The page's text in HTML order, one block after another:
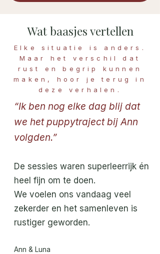
Wat baasjes vertellen
Elke situatie is anders.
Maar het verschil dat
rust en begrip kunnen
maken, hoor je terug in
deze verhalen.
“Ik ben nog elke dag blij dat
we het puppytraject bij Ann
volgden.”
De sessies waren superleerrijk én
heel fijn om te doen.
We voelen ons vandaag veel
zekerder en het samenleven is
rustiger geworden.
Ann & Luna